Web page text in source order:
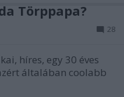
Törppapa?
28
híres, egy 30 éves
általában coolabb